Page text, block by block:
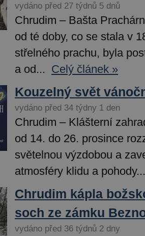
vydáno před 27 týdnů 5 dnů
Chrudim – Bašta
od té doby, co se stala v
střelného prachu, byla
a od... Celý článek »
Kouzelný svět
vydáno před 34 týdny 1 den
Chrudim – Klášterní
od 14. do 26. prosince
světelnou výzdobou a
atmosféry klidu a
Chrudim kápla
soch ze zámku
vydáno před 36 týdnů 2 dny